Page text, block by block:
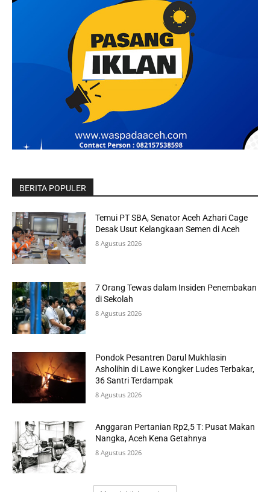
BERITA POPULER
Temui PT SBA, Senator Aceh Azhari Cage
Desak Usut Kelangkaan Semen di Aceh
8 Agustus 2026
7 Orang Tewas dalam Insiden Penembakan
di Sekolah
8 Agustus 2026
Pondok Pesantren Darul Mukhlasin
Asholihin di Lawe Kongker Ludes Terbakar,
36 Santri Terdampak
8 Agustus 2026
Anggaran Pertanian Rp2,5 T: Pusat Makan
Nangka, Aceh Kena Getahnya
8 Agustus 2026